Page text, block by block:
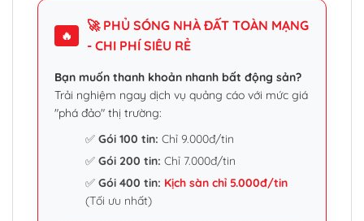
🔥
🚀 PHỦ SÓNG NHÀ ĐẤT TOÀN MẠNG
- CHI PHÍ SIÊU RẺ
Bạn muốn thanh khoản nhanh bất động sản?
Trải nghiệm ngay dịch vụ quảng cáo với mức giá
"phá đảo" thị trường:
✅Gói 100 tin: Chỉ 9.000đ/tin
✅Gói 200 tin: Chỉ 7.000đ/tin
✅Gói 400 tin: Kịch sàn chỉ 5.000đ/tin
(Tối ưu nhất)